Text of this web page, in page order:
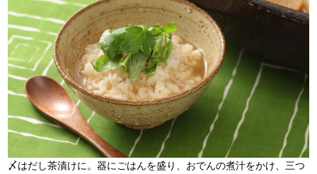
〆はだし茶漬けに。器にごはんを盛り、おでんの煮汁をかけ、三つ